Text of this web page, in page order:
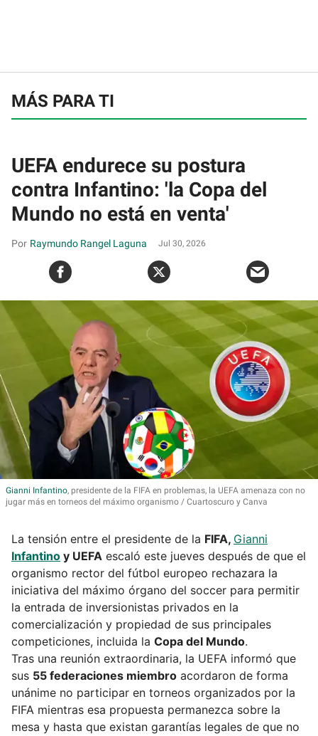
MÁS PARA TI
UEFA endurece su postura
contra Infantino: 'la Copa del
Mundo no está en venta'
Raymundo Rangel Laguna Jul 30, 2026
Gianni Infantino, presidente de la FIFA en problemas, la UEFA amenaza con no
jugar más en torneos del máximo organismo
Cuartoscuro y Canva
La tensión entre el presidente de la FIFA, Gianni
Infantino y UEFA escaló este jueves después de que el
organismo rector del fútbol europeo rechazara la
iniciativa del máximo órgano del soccer para permitir
la entrada de inversionistas privados en la
comercialización y propiedad de sus principales
competiciones, incluida la Copa del Mundo.
Tras una reunión extraordinaria, la UEFA informó que
sus 55 federaciones miembro acordaron de forma
unánime no participar en torneos organizados por la
FIFA mientras esa propuesta permanezca sobre la
mesa y hasta que existan garantías legales de que no